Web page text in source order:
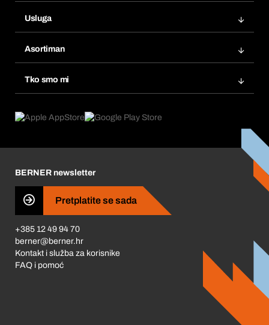
Popisi želja
Ponovno naručivanje
Pretplate
Usluga
Tražitelji proizvoda
Asortiman
Tko smo mi
Što nas pokreće
Business Conduct
BERNER newsletter
Pretplatite se sada
+385 12 49 94 70
berner@berner.hr
Kontakt i služba za korisnike
FAQ i pomoć